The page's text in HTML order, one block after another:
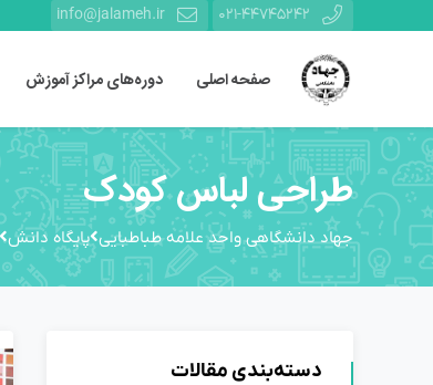
021-44745242
info@jalameh.ir
صفحه اصلی دوره‌های مراکز آموزش
طراحی لباس کودک
جهاد دانشگاهی واحد علامه طباطبایی پایگاه دانش
دسته‌بندی مقالات